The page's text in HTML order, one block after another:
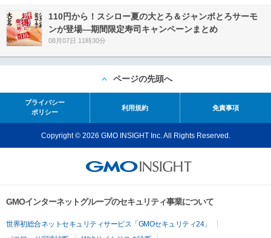
110円から！スシロー夏の大とろ＆ジャンボとろサーモ
ンが登場―期間限定寿司キャンペーンまとめ
08月07日 11時30分
ページの先頭へ
プライバシー
ポリシー
利用規約 免責事項
Copyright © 2026 GMO INSIGHT Inc. All Rights Reserved.
GMOインターネットグループのセキュリティ事業について
世界初総合ネットセキュリティサービス「GMOセキュリティ24」